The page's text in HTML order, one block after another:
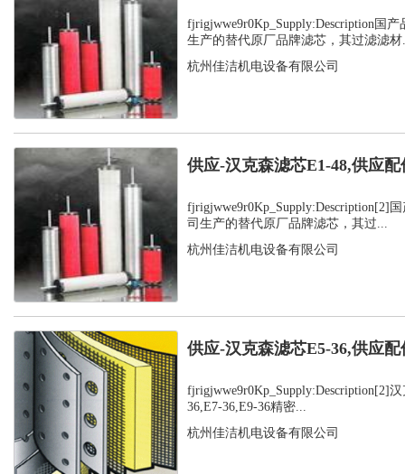
fjrigjwwe9r0Kp_Supply:Description国
生产的替代原厂品牌滤芯，其过滤滤材
杭州佳洁机电设备有限公司
供应-汉克森滤芯E1-48,供应配
fjrigjwwe9r0Kp_Supply:Description[2]
司生产的替代原厂品牌滤芯，其过...
杭州佳洁机电设备有限公司
供应-汉克森滤芯E5-36,供应配
fjrigjwwe9r0Kp_Supply:Description[2]
36,E7-36,E9-36精密...
杭州佳洁机电设备有限公司